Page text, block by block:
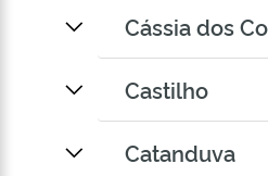
Cássia dos
Castilho
Catanduva